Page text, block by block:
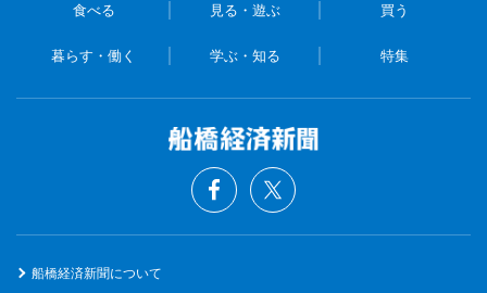
食べる 見る・遊ぶ 買う
暮らす・働く 学ぶ・知る 特集
船橋経済新聞について